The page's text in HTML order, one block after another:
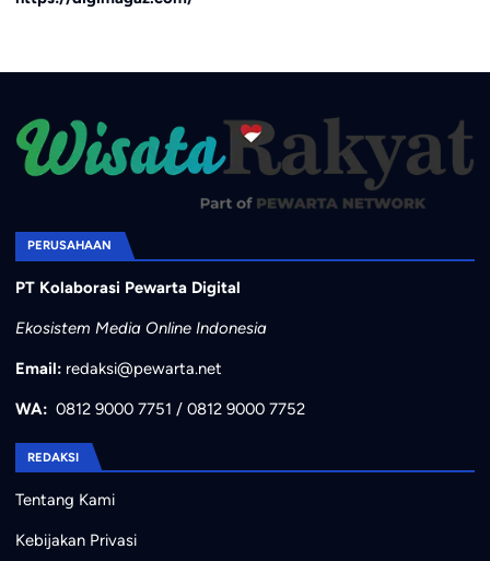
PERUSAHAAN
PT Kolaborasi Pewarta Digital
Ekosistem Media Online Indonesia
Email: redaksi@pewarta.net
WA: 0812 9000 7751 / 0812 9000 7752
REDAKSI
Tentang Kami
Kebijakan Privasi